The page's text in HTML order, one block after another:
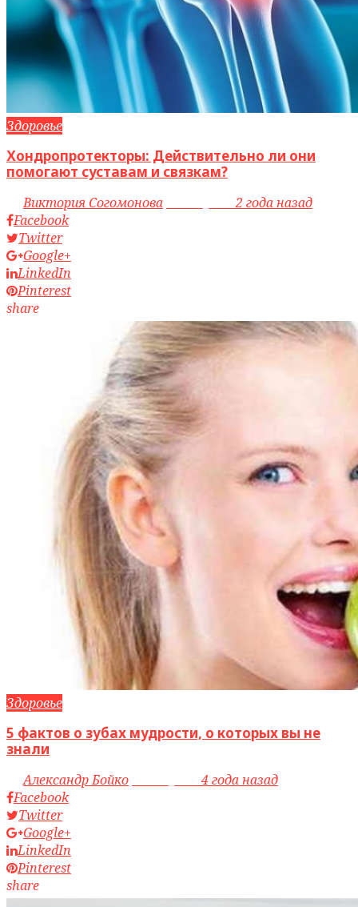
Здоровье
Хондропротекторы: Действительно ли они
помогают суставам и связкам?
byВиктория Согомонова access_time2 года назад
Facebook
Twitter
Google+
LinkedIn
Pinterest
share
Здоровье
5 фактов о зубах мудрости, о которых вы не
знали
byАлександр Бойко
4 года назад
Facebook
Twitter
Google+
LinkedIn
Pinterest
share